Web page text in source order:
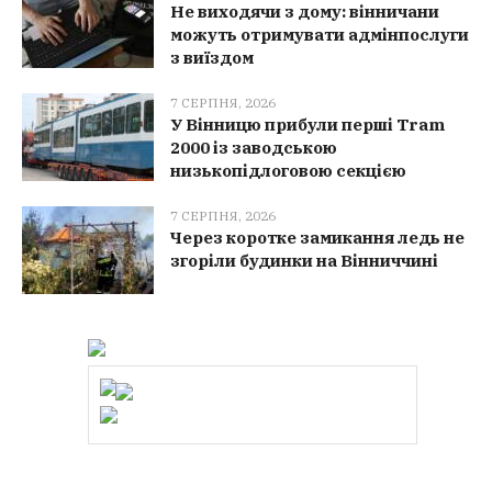
Не виходячи з дому: вінничани
можуть отримувати адмінпослуги
з виїздом
7 СЕРПНЯ, 2026
У Вінницю прибули перші Tram
2000 із заводською
низькопідлоговою секцією
7 СЕРПНЯ, 2026
Через коротке замикання ледь не
згоріли будинки на Вінниччині